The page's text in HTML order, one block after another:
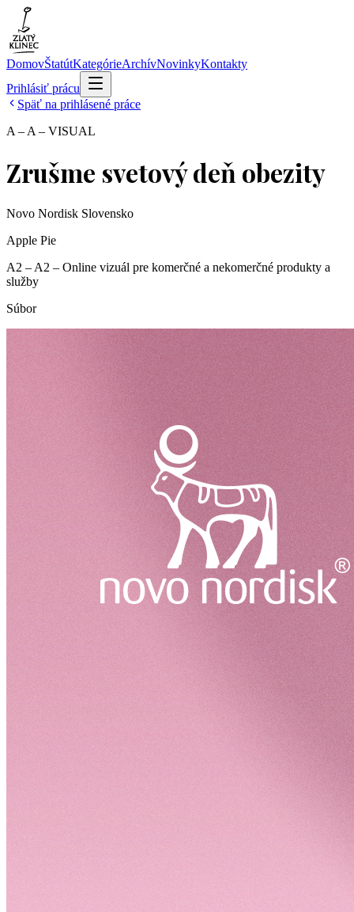
DomovŠtatútKategórieArchívNovinkyKontakty
Prihlásiť prácu
Späť na prihlásené práce
A – A – VISUAL
Zrušme svetový deň obezity
Novo Nordisk Slovensko
Apple Pie
A2 – A2 – Online vizuál pre komerčné a nekomerčné produkty a
služby
Súbor